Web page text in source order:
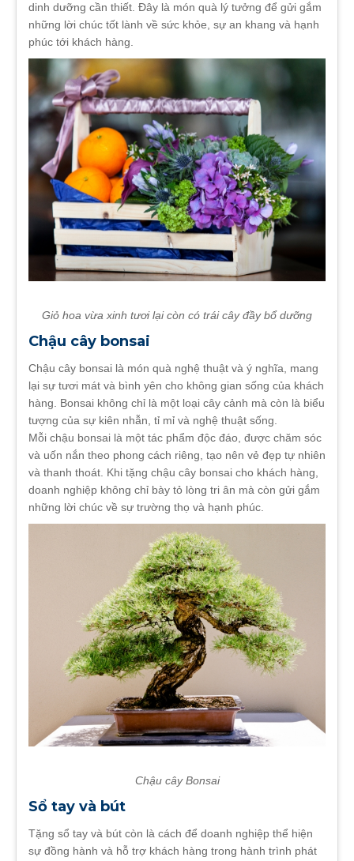
dinh dưỡng cần thiết. Đây là món quà lý tưởng để gửi gắm
những lời chúc tốt lành về sức khỏe, sự an khang và hạnh
phúc tới khách hàng.
Giỏ hoa vừa xinh tươi lại còn có trái cây đầy bổ dưỡng
Chậu cây bonsai
Chậu cây bonsai là món quà nghệ thuật và ý nghĩa, mang
lại sự tươi mát và bình yên cho không gian sống của khách
hàng. Bonsai không chỉ là một loại cây cảnh mà còn là biểu
tượng của sự kiên nhẫn, tỉ mỉ và nghệ thuật sống.
Mỗi chậu bonsai là một tác phẩm độc đáo, được chăm sóc
và uốn nắn theo phong cách riêng, tạo nên vẻ đẹp tự nhiên
và thanh thoát. Khi tặng chậu cây bonsai cho khách hàng,
doanh nghiệp không chỉ bày tỏ lòng tri ân mà còn gửi gắm
những lời chúc về sự trường thọ và hạnh phúc.
Chậu cây Bonsai
Sổ tay và bút
Tặng sổ tay và bút còn là cách để doanh nghiệp thể hiện
sự đồng hành và hỗ trợ khách hàng trong hành trình phát